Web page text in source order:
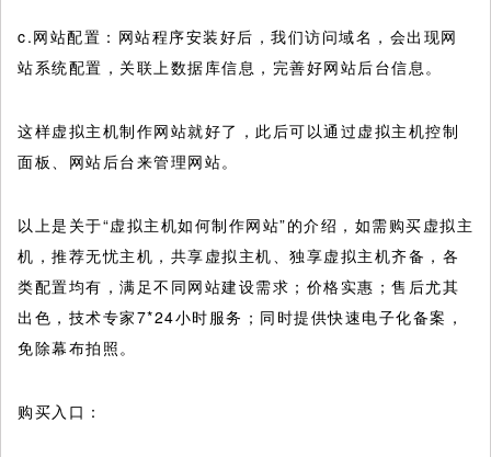
c.网站配置：网站程序安装好后，我们访问域名，会出现网
站系统配置，关联上数据库信息，完善好网站后台信息。
这样虚拟主机制作网站就好了，此后可以通过虚拟主机控制
面板、网站后台来管理网站。
以上是关于“虚拟主机如何制作网站”的介绍，如需购买虚拟主
机，推荐无忧主机，共享虚拟主机、独享虚拟主机齐备，各
类配置均有，满足不同网站建设需求；价格实惠；售后尤其
出色，技术专家7*24小时服务；同时提供快速电子化备案，
免除幕布拍照。
购买入口：